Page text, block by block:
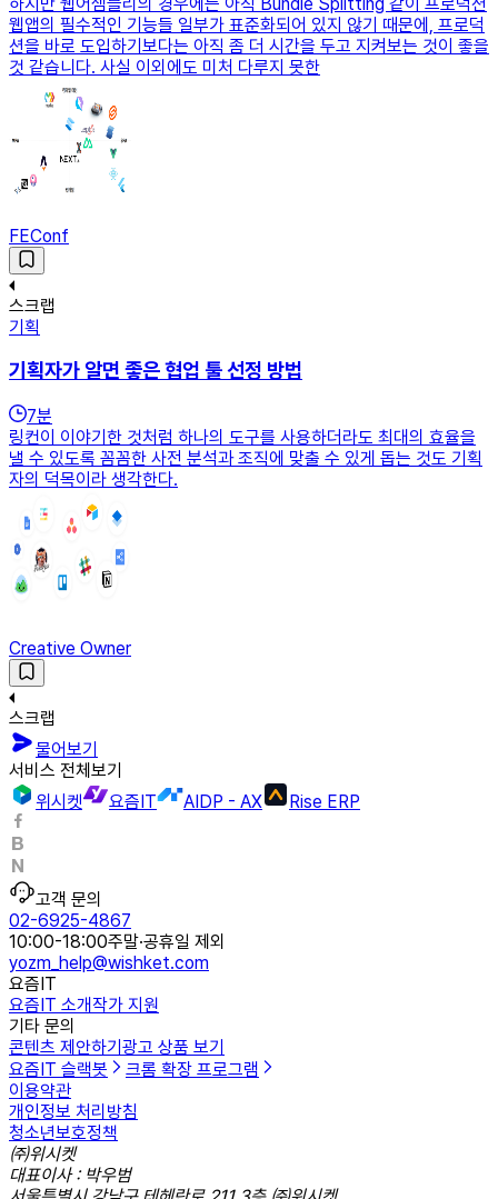
웹앱의 필수적인 기능들 일부가 표준화되어 있지 않기 때문에, 프로덕
션을 바로 도입하기보다는 아직 좀 더 시간을 두고 지켜보는 것이 좋을
것 같습니다. 사실 이외에도 미처 다루지 못한
FEConf
스크랩
기획
기획자가 알면 좋은 협업 툴 선정 방법
7분
링컨이 이야기한 것처럼 하나의 도구를 사용하더라도 최대의 효율을
낼 수 있도록 꼼꼼한 사전 분석과 조직에 맞출 수 있게 돕는 것도 기획
자의 덕목이라 생각한다.
Creative Owner
스크랩
물어보기
서비스 전체보기
위시켓
요즘IT AIDP - AX Rise ERP
고객 문의
02-6925-4867
10:00-18:00주말·공휴일 제외
yozm_help@wishket.com
요즘IT
요즘IT 소개작가 지원
기타 문의
콘텐츠 제안하기 광고 상품 보기
요즘IT 슬랙봇
크롬 확장 프로그램
이용약관
개인정보 처리방침
청소년보호정책
㈜위시켓
대표이사 : 박우범